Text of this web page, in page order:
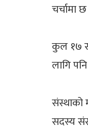
चर्चामा
कुल १७
लागि
संस्थाको
सदस्य